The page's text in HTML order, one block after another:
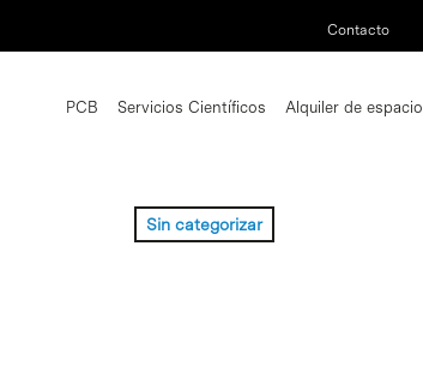
Contacto
PCB Servicios Científicos Alquiler de
Sin categorizar